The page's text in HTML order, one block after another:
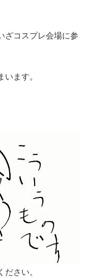
ざコスプレ会場に参
ます。
さい。